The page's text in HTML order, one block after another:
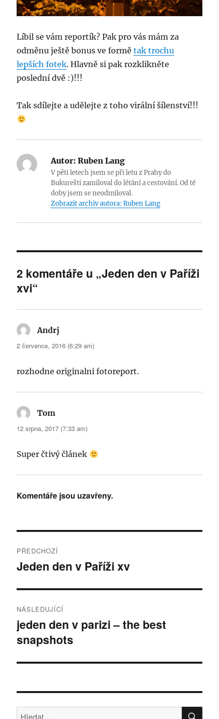
Líbil se vám reportík? Pak pro vás mám za
odměnu ještě bonus ve formětak trochu
lepších fotek. Hlavně si pak rozklikněte
poslední dvě :)!!!
Tak sdílejte a udělejte z toho virální šílenství!!!
Autor: Ruben Lang
V pěti letech jsem se při letu z Prahy do
Bukurešti zamiloval do létání a cestování. Od té
doby jsem se neodmiloval.
Zobrazit archiv autora: Ruben Lang
2 komentáře u „Jeden den v Paříži
xvi“
Andrj
2 července, 2016 (6:29 am)
rozhodne originalni fotoreport.
Tom
12 srpna, 2017 (7:33 am)
Super čtivý článek
Komentáře jsou uzavřeny.
pro
PŘEDCHOZÍ
Předchozí
Jeden den v Paříži xv
NÁSLEDUJÍCÍ
Následující
příspěvek:
jeden den v parizi – the best
snapshots
Hledat: